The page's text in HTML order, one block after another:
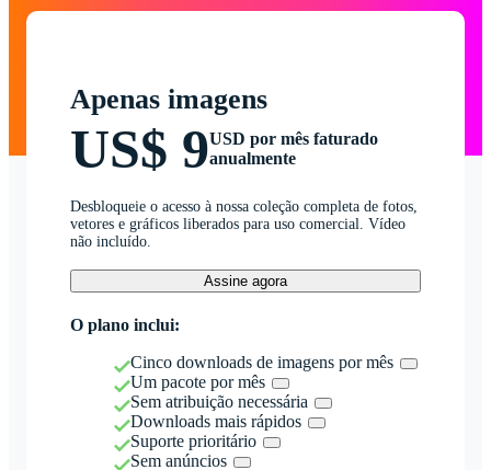
Apenas imagens
US$ 9USD por mês faturado
anualmente
Desbloqueie o acesso à nossa coleção completa de fotos,
vetores e gráficos liberados para uso comercial. Vídeo
não incluído.
Assine agora
O plano inclui:
Cinco downloads de imagens por mês
Um pacote por mês
Sem atribuição necessária
Downloads mais rápidos
Suporte prioritário
Sem anúncios